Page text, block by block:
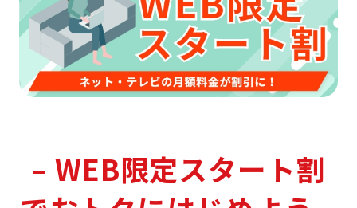
– WEB限定スタート割